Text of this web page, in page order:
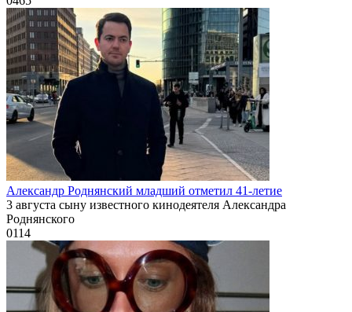
Александр Роднянский младший отметил 41-летие
3 августа сыну известного кинодеятеля Александра
Роднянского
0114